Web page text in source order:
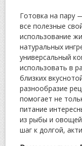
Готовка на пару
все полезные
использование
натуральных
универсальный
использовать в
близких
разнообразие
помогает не
питание
из рыбы и
шаг к долгой,